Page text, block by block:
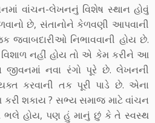
વાંચન-લેખનનું વિશેષ સ્થાન હોવું
છે, સંતાનોને કેળવણી આપવાની
નિભાવવાની હોય છે.
નહીં હોય તો એ કેમ કરીને આ
નવા રંગો પૂરે છે. લેખનની
કરવાની તક પૂરી પાડે છે. એના
શકાય ? સભ્ય સમાજ માટે વાંચન
ભલે હોય, પણ હું માનું છું કે તે સ્વસ્થ